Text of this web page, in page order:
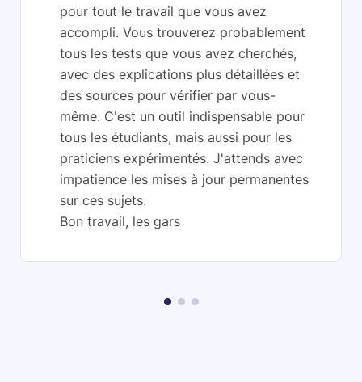
pour tout le travail que vous avez
accompli. Vous trouverez probablement
tous les tests que vous avez cherchés,
avec des explications plus détaillées et
des sources pour vérifier par vous-
même. C'est un outil indispensable pour
tous les étudiants, mais aussi pour les
praticiens expérimentés. J'attends avec
impatience les mises à jour permanentes
sur ces sujets.
Bon travail, les gars